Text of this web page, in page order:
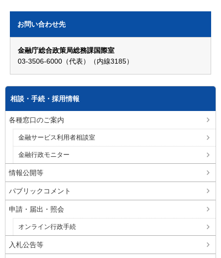
お問い合わせ先
金融庁総合政策局総務課国際室
03-3506-6000（代表）（内線3185）
相談・手続・採用情報
各種窓口のご案内
金融サービス利用者相談室
金融行政モニター
情報公開等
パブリックコメント
申請・届出・照会
オンライン行政手続
入札公告等